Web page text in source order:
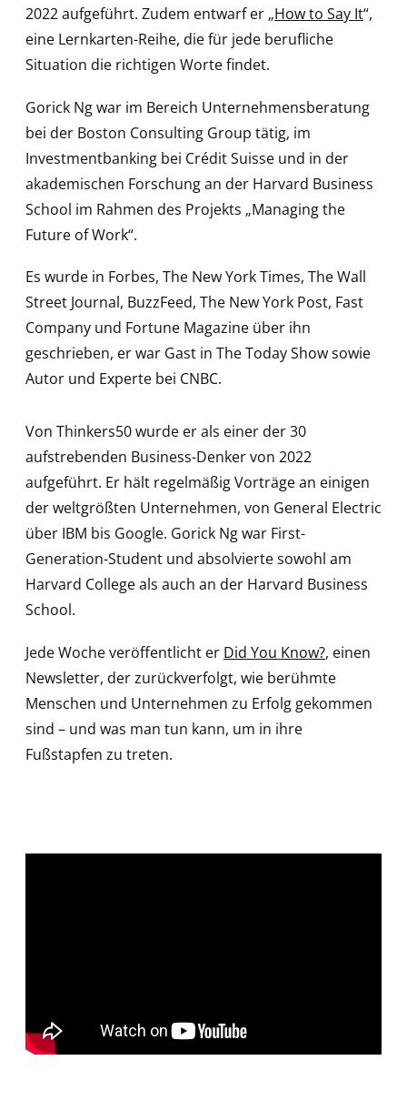
2022 aufgeführt. Zudem entwarf er „How to Say It“,
eine Lernkarten-Reihe, die für jede berufliche
Situation die richtigen Worte findet.
Gorick Ng war im Bereich Unternehmensberatung
bei der Boston Consulting Group tätig, im
Investmentbanking bei Crédit Suisse und in der
akademischen Forschung an der Harvard Business
School im Rahmen des Projekts „Managing the
Future of Work“.
Es wurde in Forbes, The New York Times, The Wall
Street Journal, BuzzFeed, The New York Post, Fast
Company und Fortune Magazine über ihn
geschrieben, er war Gast in The Today Show sowie
Autor und Experte bei CNBC.
Von Thinkers50 wurde er als einer der 30
aufstrebenden Business-Denker von 2022
aufgeführt. Er hält regelmäßig Vorträge an einigen
der weltgrößten Unternehmen, von General Electric
über IBM bis Google. Gorick Ng war First-
Generation-Student und absolvierte sowohl am
Harvard College als auch an der Harvard Business
School.
Jede Woche veröffentlicht er Did You Know?, einen
Newsletter, der zurückverfolgt, wie berühmte
Menschen und Unternehmen zu Erfolg gekommen
sind – und was man tun kann, um in ihre
Fußstapfen zu treten.